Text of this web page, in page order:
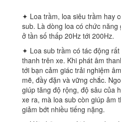
✦ Loa trầm, loa siêu trầm hay
sub. Là dòng loa có chức năng
ở tần số thấp 20Hz tới 200Hz.
✦ Loa sub trầm có tác động
thanh trên xe. Khi phát âm
tới bạn cảm giác trải nghiệm
mẽ, đầy đặn và vững chắc.
giúp tăng độ rộng, độ sâu của
xe ra, mà loa sub còn giúp âm
giảm bớt nhiều tiếng nặng.